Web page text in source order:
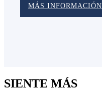
MÁS INFORMACIÓN
SIENTE MÁS